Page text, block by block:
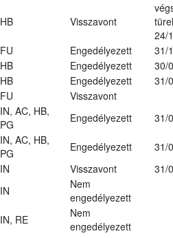
HB Visszavont
24/
FU Engedélyezett
31/
HB Engedélyezett
30/
HB Engedélyezett
31/
FU
Visszavont
IN, AC, HB,
PG
Engedélyezett
31/
IN, AC, HB,
PG
Engedélyezett
31/
IN Visszavont
31/
IN
Nem
engedélyezett
IN, RE
Nem
engedélyezett